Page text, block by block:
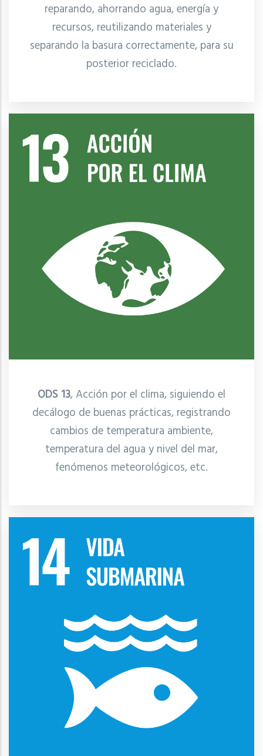
reparando, ahorrando agua, energía y
recursos, reutilizando materiales y
separando la basura correctamente, para su
posterior reciclado.
ODS 13, Acción por el clima, siguiendo el
decálogo de buenas prácticas, registrando
cambios de temperatura ambiente,
temperatura del agua y nivel del mar,
fenómenos meteorológicos, etc.